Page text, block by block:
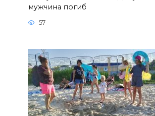
мужчина погиб
57